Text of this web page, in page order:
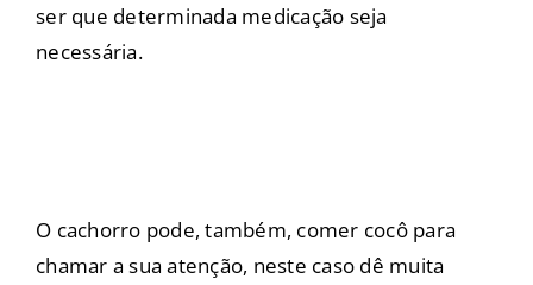
ser que determinada medicação seja
necessária.
O cachorro pode, também, comer cocô para
chamar a sua atenção, neste caso dê muita